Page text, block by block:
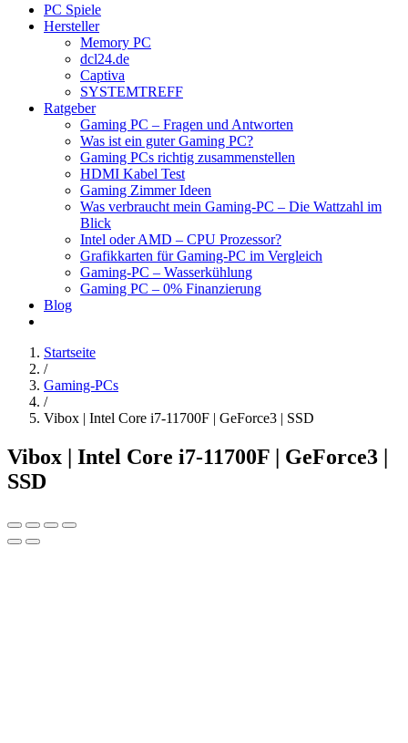
PC Spiele
Hersteller
Memory PC
dcl24.de
Captiva
SYSTEMTREFF
Ratgeber
Gaming PC – Fragen und Antworten
Was ist ein guter Gaming PC?
Gaming PCs richtig zusammenstellen
HDMI Kabel Test
Gaming Zimmer Ideen
Was verbraucht mein Gaming-PC – Die Wattzahl im
Blick
Intel oder AMD – CPU Prozessor?
Grafikkarten für Gaming-PC im Vergleich
Gaming-PC – Wasserkühlung
Gaming PC – 0% Finanzierung
Blog
Startseite
/
Gaming-PCs
/
Vibox | Intel Core i7-11700F | GeForce3 | SSD
Vibox | Intel Core i7-11700F | GeForce3 |
SSD